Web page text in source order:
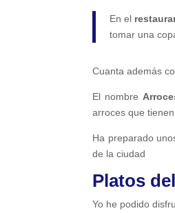
En el
tomar una
Cuanta además
El nombre
arroces que
Ha preparado
de la ciudad
Platos
Yo he podido